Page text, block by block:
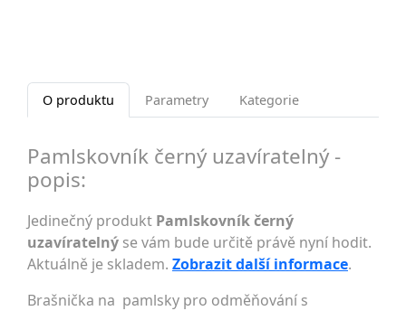
O produktu Parametry Kategorie
Pamlskovník černý uzavíratelný -
popis:
Jedinečný produkt Pamlskovník černý
uzavíratelný se vám bude určitě právě nyní hodit.
Aktuálně je skladem. Zobrazit další informace.
Brašnička na pamlsky pro odměňování s